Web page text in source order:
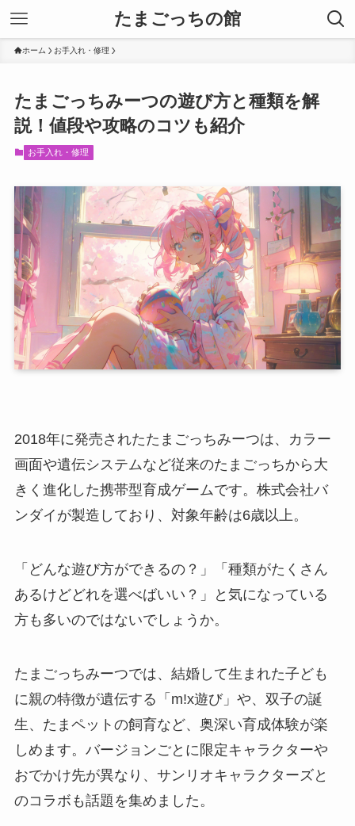
たまごっちの館
ホーム お手入れ・修理
たまごっちみーつの遊び方と種類を解
説！値段や攻略のコツも紹介
お手入れ・修理
2018年に発売されたたまごっちみーつは、カラー
画面や遺伝システムなど従来のたまごっちから大
きく進化した携帯型育成ゲームです。株式会社バ
ンダイが製造しており、対象年齢は6歳以上。
「どんな遊び方ができるの？」「種類がたくさん
あるけどどれを選べばいい？」と気になっている
方も多いのではないでしょうか。
たまごっちみーつでは、結婚して生まれた子ども
に親の特徴が遺伝する「m!x遊び」や、双子の誕
生、たまペットの飼育など、奥深い育成体験が楽
しめます。バージョンごとに限定キャラクターや
おでかけ先が異なり、サンリオキャラクターズと
のコラボも話題を集めました。